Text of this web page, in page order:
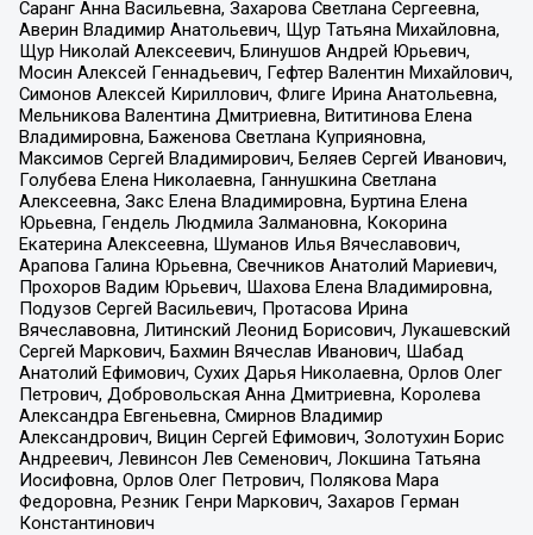
Саранг Анна Васильевна, Захарова Светлана Сергеевна,
Аверин Владимир Анатольевич, Щур Татьяна Михайловна,
Щур Николай Алексеевич, Блинушов Андрей Юрьевич,
Мосин Алексей Геннадьевич, Гефтер Валентин Михайлович,
Симонов Алексей Кириллович, Флиге Ирина Анатольевна,
Мельникова Валентина Дмитриевна, Вититинова Елена
Владимировна, Баженова Светлана Куприяновна,
Максимов Сергей Владимирович, Беляев Сергей Иванович,
Голубева Елена Николаевна, Ганнушкина Светлана
Алексеевна, Закс Елена Владимировна, Буртина Елена
Юрьевна, Гендель Людмила Залмановна, Кокорина
Екатерина Алексеевна, Шуманов Илья Вячеславович,
Арапова Галина Юрьевна, Свечников Анатолий Мариевич,
Прохоров Вадим Юрьевич, Шахова Елена Владимировна,
Подузов Сергей Васильевич, Протасова Ирина
Вячеславовна, Литинский Леонид Борисович, Лукашевский
Сергей Маркович, Бахмин Вячеслав Иванович, Шабад
Анатолий Ефимович, Сухих Дарья Николаевна, Орлов Олег
Петрович, Добровольская Анна Дмитриевна, Королева
Александра Евгеньевна, Смирнов Владимир
Александрович, Вицин Сергей Ефимович, Золотухин Борис
Андреевич, Левинсон Лев Семенович, Локшина Татьяна
Иосифовна, Орлов Олег Петрович, Полякова Мара
Федоровна, Резник Генри Маркович, Захаров Герман
Константинович